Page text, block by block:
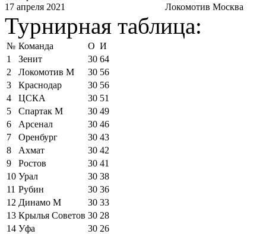
17 апреля 2021
Локомотив Москва
Турнирная таблица:
№ Команда О И
1
Зенит 30 64
2
Локомотив М 30 56
3
Краснодар 30 56
4
ЦСКА 30 51
5
Спартак М 30 49
6
Арсенал 30 46
7
Оренбург 30 43
8
Ахмат 30 42
9
Ростов 30 41
10 Урал 30 38
11 Рубин 30 36
12 Динамо М 30 33
13 Крылья Советов 30 28
14 Уфа 30 26